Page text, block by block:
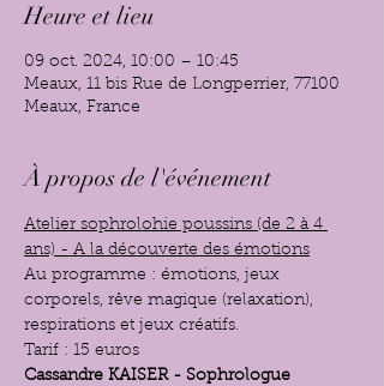
Heure et lieu
09 oct. 2024, 10:00 – 10:45
Meaux, 11 bis Rue de Longperrier, 77100
Meaux, France
À propos de l'événement
Atelier sophrolohie poussins (de 2 à 4
ans) - A la découverte des émotions
Au programme : émotions, jeux
corporels, rêve magique (relaxation),
respirations et jeux créatifs.
Tarif : 15 euros
Cassandre KAISER - Sophrologue